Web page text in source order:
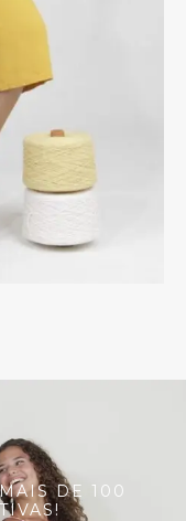
DE 100